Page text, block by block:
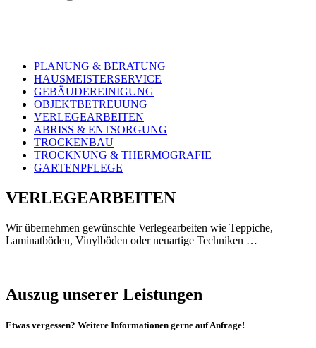
PLANUNG & BERATUNG
HAUSMEISTERSERVICE
GEBÄUDEREINIGUNG
OBJEKTBETREUUNG
VERLEGEARBEITEN
ABRISS & ENTSORGUNG
TROCKENBAU
TROCKNUNG & THERMOGRAFIE
GARTENPFLEGE
VERLEGEARBEITEN
Wir übernehmen gewünschte Verlegearbeiten wie Teppiche,
Laminatböden, Vinylböden oder neuartige Techniken …
Auszug unserer Leistungen
Etwas vergessen? Weitere Informationen gerne auf Anfrage!